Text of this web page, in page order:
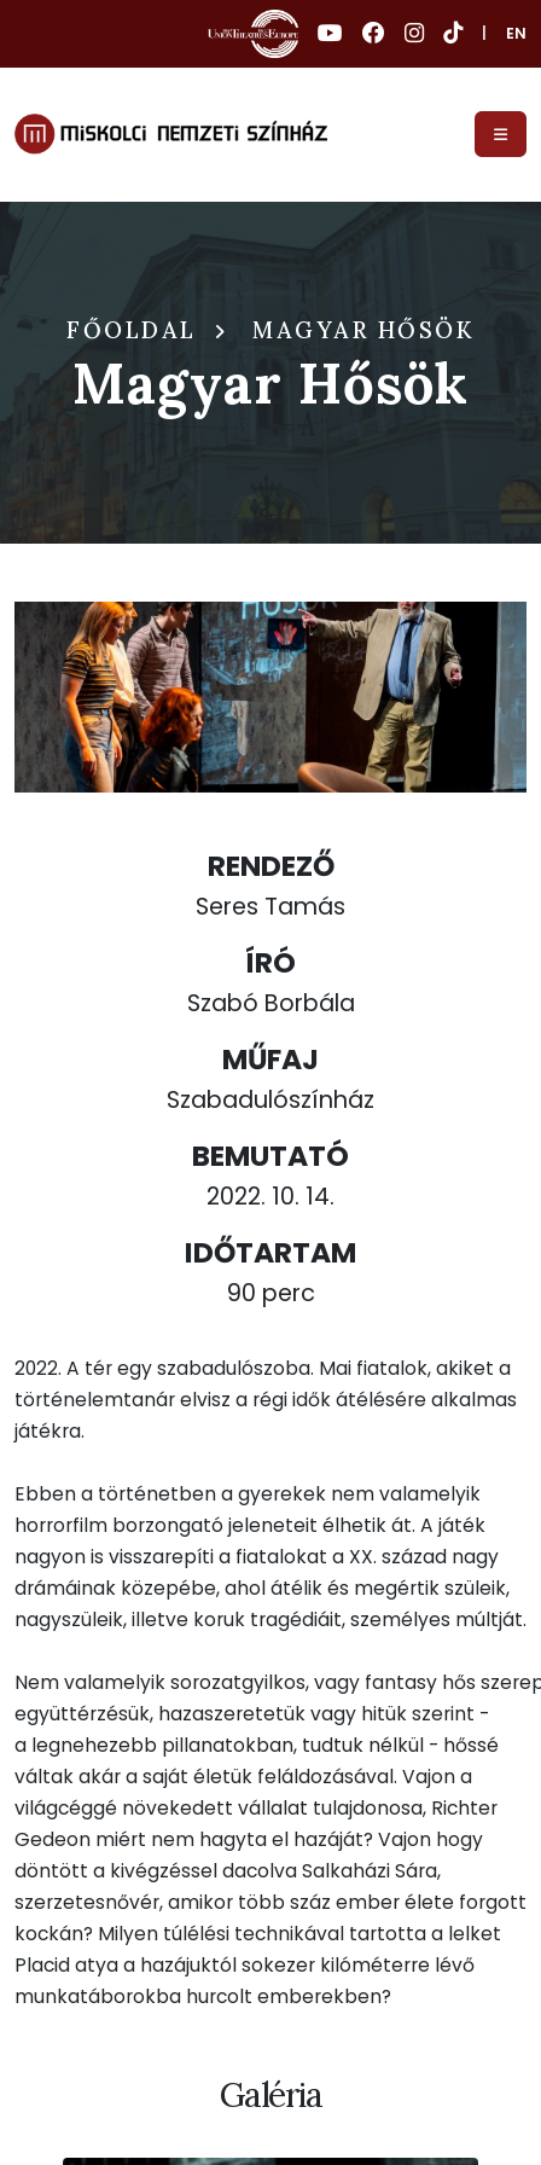
EN
FŐOLDAL MAGYAR HŐSÖK
Magyar Hősök
RENDEZŐ
Seres Tamás
ÍRÓ
Szabó Borbála
MŰFAJ
Szabadulószínház
BEMUTATÓ
2022. 10. 14.
IDŐTARTAM
90 perc
2022. A tér egy szabadulószoba. Mai fiatalok, akiket a
történelemtanár elvisz a régi idők átélésére alkalmas
játékra.
Ebben a történetben a gyerekek nem valamelyik
horrorfilm borzongató jeleneteit élhetik át. A játék
nagyon is visszarepíti a fiatalokat a XX. század nagy
drámáinak közepébe, ahol átélik és megértik szüleik,
nagyszüleik, illetve koruk tragédiáit, személyes múltját.
Nem valamelyik sorozatgyilkos, vagy fantasy hős
együttérzésük, hazaszeretetük vagy hitük szerint -
a legnehezebb pillanatokban, tudtuk nélkül - hőssé
váltak akár a saját életük feláldozásával. Vajon a
világcéggé növekedett vállalat tulajdonosa, Richter
Gedeon miért nem hagyta el hazáját? Vajon hogy
döntött a kivégzéssel dacolva Salkaházi Sára,
szerzetesnővér, amikor több száz ember élete forgott
kockán? Milyen túlélési technikával tartotta a lelket
Placid atya a hazájuktól sokezer kilóméterre lévő
munkatáborokba hurcolt emberekben?
Galéria